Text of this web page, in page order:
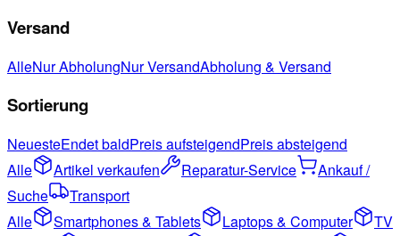
Versand
AlleNur AbholungNur VersandAbholung & Versand
Sortierung
NeuesteEndet baldPreis aufsteigendPreis absteigend
Alle
Artikel verkaufen Reparatur-Service
Ankauf /
Suche
Transport
Alle
Smartphones & Tablets Laptops & Computer
TV